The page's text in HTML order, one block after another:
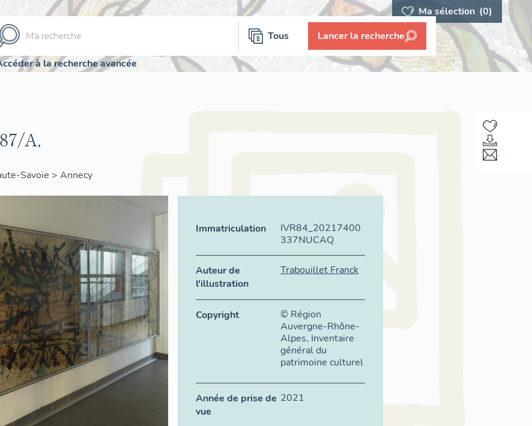
Ma sélection (0)
Tous Lancer la recherche
à la recherche avancée
A,
Savoie > Annecy
Immatriculation
IVR84_20217400
337NUCAQ
Auteur de
l'illustration
Trabouillet Franck
Copyright
© Région
Auvergne-Rhône-
Alpes, Inventaire
général du
patrimoine culturel
Année de prise de
vue
2021